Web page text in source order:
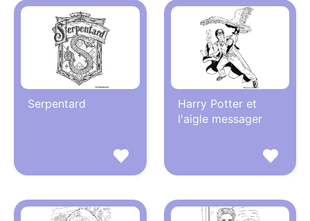
Serpentard
Harry Potter et
l'aigle messager